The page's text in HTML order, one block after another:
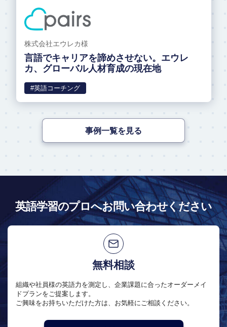
株式会社エウレカ様
言語でキャリアを諦めさせない。エウレ
カ、グローバル人材育成の現在地
#英語コーチング
事例一覧を見る
英語学習のプロへお問い合わせください
無料相談
組織や社員様の英語力を測定し、企業課題に合ったオーダーメイ
ドプランをご提案します。
ご興味をお持ちいただけた方は、お気軽にご相談ください。